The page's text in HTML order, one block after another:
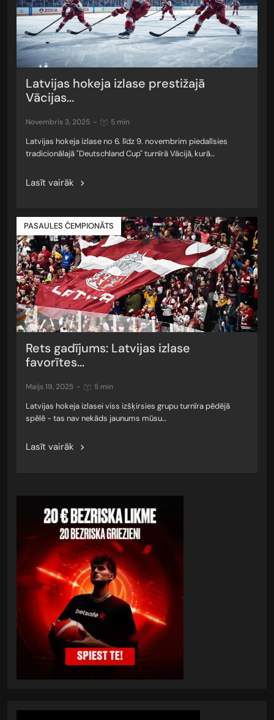
Latvijas hokeja izlase prestižajā
Vācijas...
novembris 3, 2025 - 5 min
Latvijas hokeja izlase no 6. līdz 9. novembrim piedalīsies
tradicionālajā "Deutschland Cup" turnīrā Vācijā, kurā…
Lasīt vairāk
PASAULES ČEMPIONĀTS
Rets gadījums: Latvijas izlase
favorītes...
maijs 19, 2025 - 5 min
Latvijas hokeja izlasei viss izšķirsies grupu turnīra pēdējā
spēlē - tas nav nekāds jaunums mūsu…
Lasīt vairāk